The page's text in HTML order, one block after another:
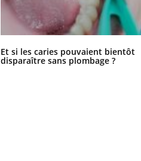
Et si les caries pouvaient bientôt
disparaître sans plombage ?